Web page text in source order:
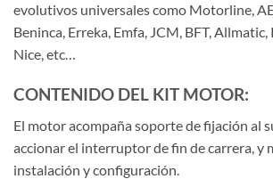
evolutivos universales como Motorline,
Beninca, Erreka, Emfa, JCM, BFT,
Nice, etc…
CONTENIDO DEL KIT MOTOR:
El motor acompaña soporte de fijación al
accionar el interruptor de fin de carrera, y
instalación y configuración.